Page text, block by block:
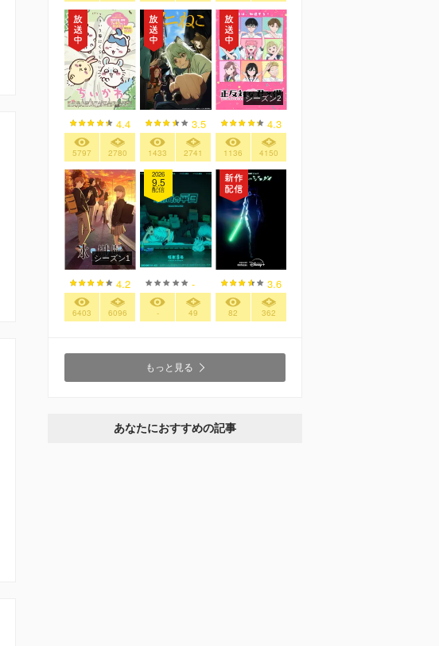
4.4
5797 2780
3.5
1433 2741
シーズン2
4.3
1136 4150
シーズン1
4.2
6403 6096
2026
9.5
配信
-
- 49
3.6
82 362
もっと見る
あなたにおすすめの記事